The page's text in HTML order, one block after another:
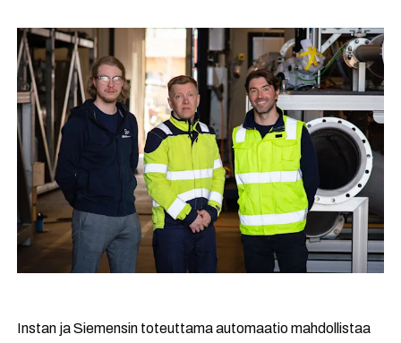
Instan ja Siemensin toteuttama automaatio mahdollistaa